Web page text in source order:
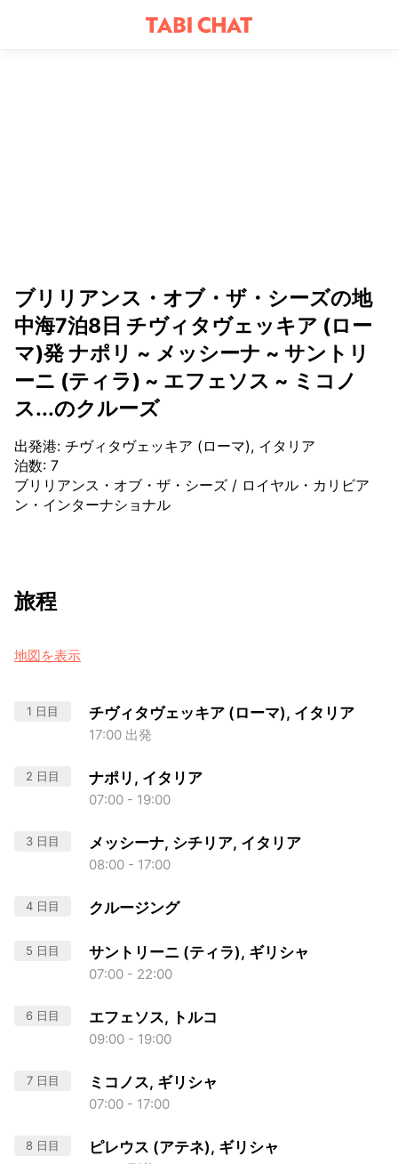
ブリリアンス・オブ・ザ・シーズの地
中海7泊8日 チヴィタヴェッキア (ロー
マ)発 ナポリ ~ メッシーナ ~ サントリ
ーニ (ティラ) ~ エフェソス ~ ミコノ
ス...のクルーズ
出発港: チヴィタヴェッキア (ローマ), イタリア
泊数: 7
ブリリアンス・オブ・ザ・シーズ / ロイヤル・カリビア
ン・インターナショナル
旅程
地図を表示
1 日目 チヴィタヴェッキア (ローマ), イタリア
17:00 出発
2 日目 ナポリ, イタリア
07:00 - 19:00
3 日目 メッシーナ, シチリア, イタリア
08:00 - 17:00
4 日目 クルージング
5 日目 サントリーニ (ティラ), ギリシャ
07:00 - 22:00
6 日目 エフェソス, トルコ
09:00 - 19:00
7 日目 ミコノス, ギリシャ
07:00 - 17:00
8 日目 ピレウス (アテネ), ギリシャ